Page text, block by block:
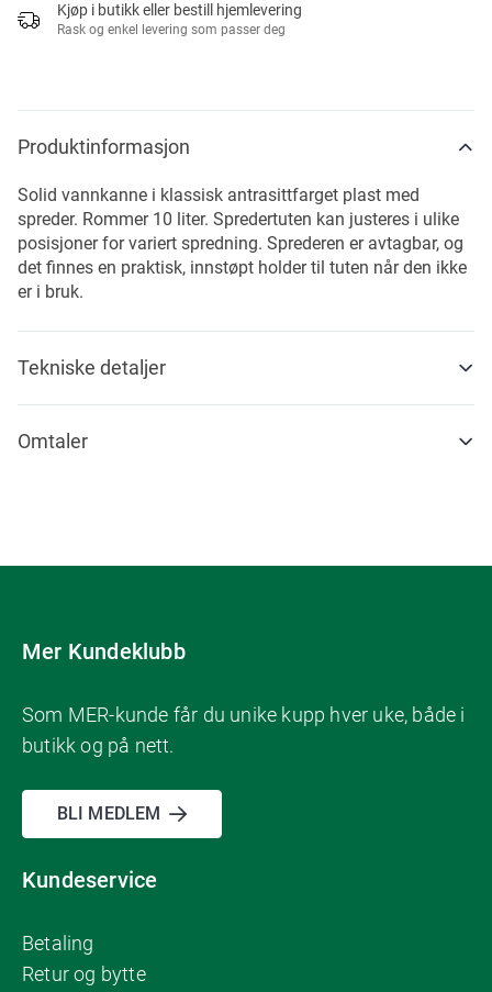
Kjøp i butikk eller bestill hjemlevering
Rask og enkel levering som passer deg
Produktinformasjon
Solid vannkanne i klassisk antrasittfarget plast med
spreder. Rommer 10 liter. Spredertuten kan justeres i ulike
posisjoner for variert spredning. Sprederen er avtagbar, og
det finnes en praktisk, innstøpt holder til tuten når den ikke
er i bruk.
Tekniske detaljer
Omtaler
Mer Kundeklubb
Som MER-kunde får du unike kupp hver uke, både i
butikk og på nett.
BLI MEDLEM
Kundeservice
Betaling
Retur og bytte